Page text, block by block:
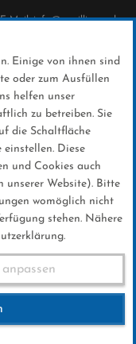
E-Mail: info@sc-willingen.de
dabei. Unser
Einige von ihnen sind
oder zum Ausfüllen
helfen unser
zu betreiben. Sie
die Schaltfläche
Diese
und Cookies auch
unserer Website). Bitte
womöglich nicht
stehen. Nähere